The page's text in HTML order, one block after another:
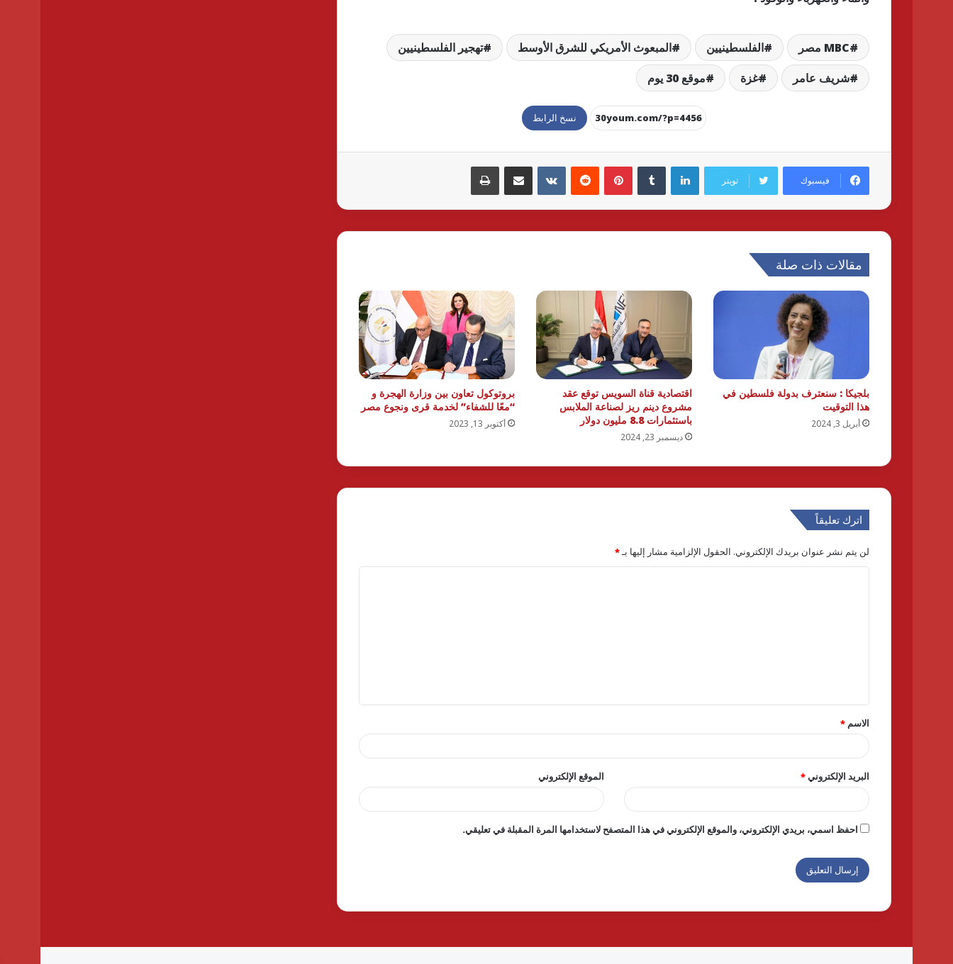
MBC مصر الفلسطينيين المبعوث الأمريكي للشرق الأوسط
تهجير الفلسطينيين
شريف عامر
غزة موقع 30 يوم
نسخ الرابط
فيسبوك تويتر
لينكدإن بينتيريست مشاركة عبر البريد طباعة
مقالات ذات صلة
بلجيكا : سنعترف بدولة فلسطين في
هذا التوقيت
أبريل 3, 2024
اقتصادية قناة السويس توقع عقد
مشروع دينم ريز لصناعة الملابس
باستثمارات 8.8 مليون دولار
ديسمبر 23, 2024
بروتوكول تعاون بين وزارة الهجرة و
“معًا للشفاء” لخدمة قرى ونجوع مصر
أكتوبر 13, 2023
اترك تعليقاً
لن يتم نشر عنوان بريدك الإلكتروني. الحقول الإلزامية مشار إليها بـ*
ق
*
الاسم *
البريد الإلكتروني* الموقع الإلكتروني
احفظ اسمي، بريدي الإلكتروني، والموقع الإلكتروني في هذا المتصفح لاستخدامها المرة المقبلة في تعليقي.